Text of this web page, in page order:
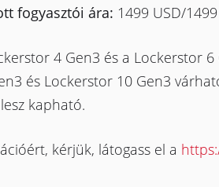
fogyasztói ára: 1499 USD/
4 Gen3 és a Lockerstor 6
és Lockerstor 10 Gen3
kapható.
kérjük, látogass el a